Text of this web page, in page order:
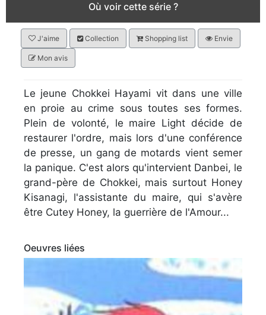
Où voir cette série ?
J'aime Collection Shopping list Envie
Mon avis
Le jeune Chokkei Hayami vit dans une ville
en proie au crime sous toutes ses formes.
Plein de volonté, le maire Light décide de
restaurer l'ordre, mais lors d'une conférence
de presse, un gang de motards vient semer
la panique. C'est alors qu'intervient Danbei, le
grand-père de Chokkei, mais surtout Honey
Kisanagi, l'assistante du maire, qui s'avère
être Cutey Honey, la guerrière de l'Amour...
Oeuvres liées